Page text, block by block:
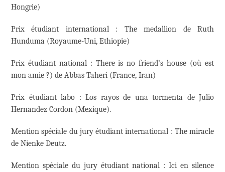
Hongrie)
Prix étudiant international : The medallion de Ruth
Hunduma (Royaume-Uni, Ethiopie)
Prix étudiant national : There is no friend’s house (où est
mon amie ?) de Abbas Taheri (France, Iran)
Prix étudiant labo : Los rayos de una tormenta de Julio
Hernandez Cordon (Mexique).
Mention spéciale du jury étudiant international : The miracle
de Nienke Deutz.
Mention spéciale du jury étudiant national : Ici en silence